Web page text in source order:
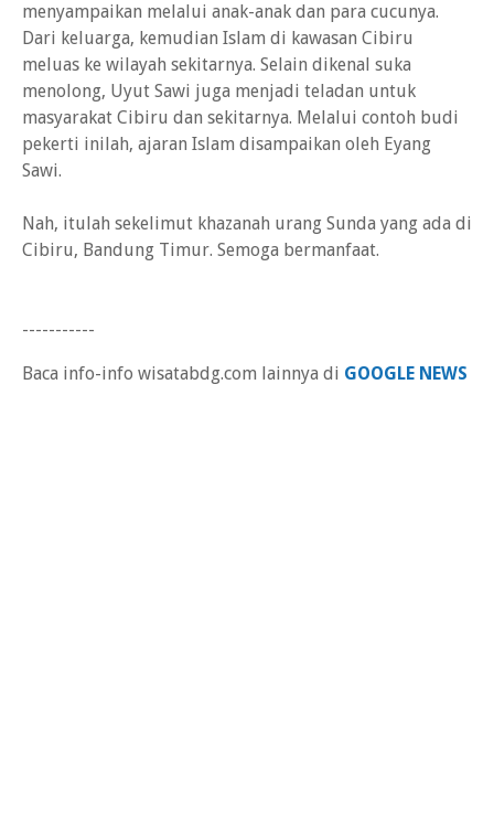
menyampaikan melalui anak-anak dan para cucunya.
Dari keluarga, kemudian Islam di kawasan Cibiru
meluas ke wilayah sekitarnya. Selain dikenal suka
menolong, Uyut Sawi juga menjadi teladan untuk
masyarakat Cibiru dan sekitarnya. Melalui contoh budi
pekerti inilah, ajaran Islam disampaikan oleh Eyang
Sawi.
Nah, itulah sekelimut khazanah urang Sunda yang ada di
Cibiru, Bandung Timur. Semoga bermanfaat.
-----------
Baca info-info wisatabdg.com lainnya di GOOGLE NEWS